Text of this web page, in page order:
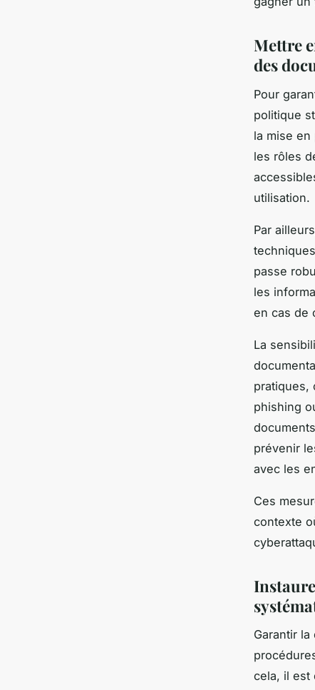
Mettre
des
Pour
politique
la mise
les rôles
utilisation.
Par
passe
les
en cas de
La
pratiques,
phishing
prévenir
avec les
Ces
contexte
Garantir
cela, il est